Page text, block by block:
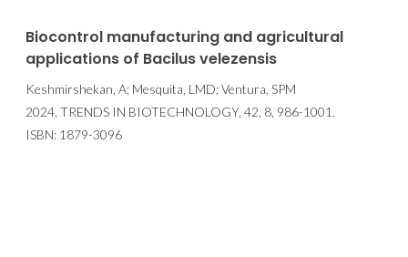
Biocontrol manufacturing and agricultural
applications of Bacilus velezensis
Keshmirshekan, A; Mesquita, LMD; Ventura, SPM
2024, TRENDS IN BIOTECHNOLOGY, 42, 8, 986-1001.
ISBN: 1879-3096